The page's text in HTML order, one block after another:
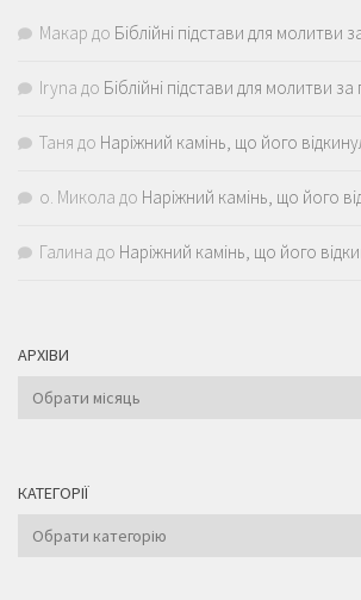
Макар до Біблійні підстави для молитви
Iryna до Біблійні підстави для молитви
Таня до Наріжний камінь, що його
о. Микола до Наріжний камінь, що його
Галина до Наріжний камінь, що його
АРХІВИ
Архіви
КАТЕГОРІЇ
Категорії